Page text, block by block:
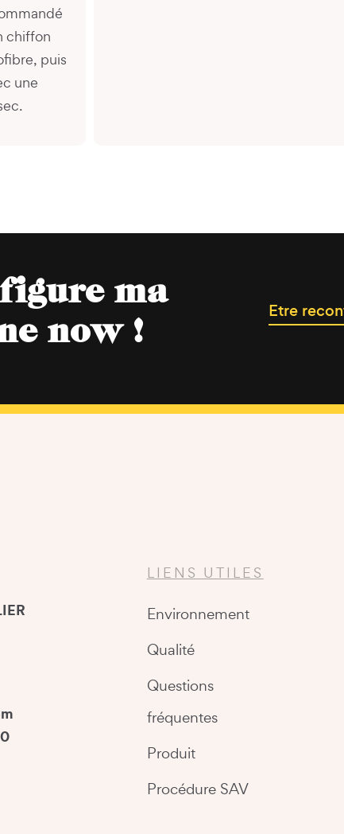
chiffon
puis
une
ma
now !
Etre
LIENS UTILES
Environnement
Qualité
Questions
fréquentes
Produit
Procédure SAV